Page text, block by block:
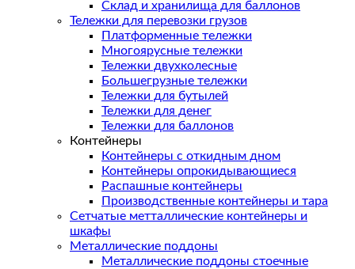
Склад и хранилища для баллонов
Тележки для перевозки грузов
Платформенные тележки
Многоярусные тележки
Тележки двухколесные
Большегрузные тележки
Тележки для бутылей
Тележки для денег
Тележки для баллонов
Контейнеры
Контейнеры с откидным дном
Контейнеры опрокидывающиеся
Распашные контейнеры
Производственные контейнеры и тара
Сетчатые метталлические контейнеры и
шкафы
Металлические поддоны
Металлические поддоны стоечные